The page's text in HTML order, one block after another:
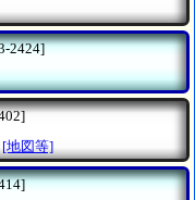
2424]
[地図等]